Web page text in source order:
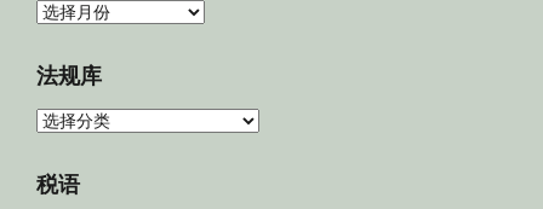
归
法规库
法
库
税语